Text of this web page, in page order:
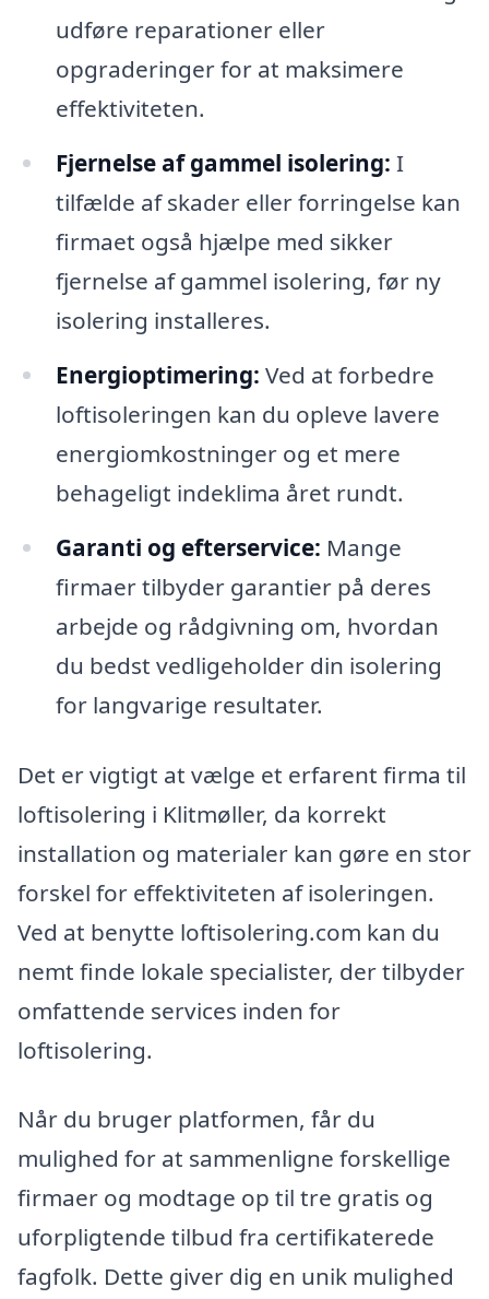
udføre reparationer eller
opgraderinger for at maksimere
effektiviteten.
Fjernelse af gammel isolering: I
tilfælde af skader eller forringelse kan
firmaet også hjælpe med sikker
fjernelse af gammel isolering, før ny
isolering installeres.
Energioptimering: Ved at forbedre
loftisoleringen kan du opleve lavere
energiomkostninger og et mere
behageligt indeklima året rundt.
Garanti og efterservice: Mange
firmaer tilbyder garantier på deres
arbejde og rådgivning om, hvordan
du bedst vedligeholder din isolering
for langvarige resultater.
Det er vigtigt at vælge et erfarent firma til
loftisolering i Klitmøller, da korrekt
installation og materialer kan gøre en stor
forskel for effektiviteten af isoleringen.
Ved at benytte loftisolering.com kan du
nemt finde lokale specialister, der tilbyder
omfattende services inden for
loftisolering.
Når du bruger platformen, får du
mulighed for at sammenligne forskellige
firmaer og modtage op til tre gratis og
uforpligtende tilbud fra certifikaterede
fagfolk. Dette giver dig en unik mulighed